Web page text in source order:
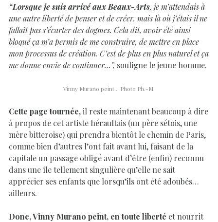
“Lorsque je suis arrivé aux Beaux-Arts, je m’attendais à
une autre liberté de penser et de créer. mais là où j’étais il ne
fallait pas s’écarter des dogmes. Cela dit, avoir été ainsi
bloqué ça m’a permis de me construire, de mettre en place
mon processus de création. C’est de plus en plus naturel et ça
me donne envie de continuer…”, souligne le jeune homme.
Vinny Murano peint… Photo Ph.-M.
Cette page tournée, il reste maintenant beaucoup à dire
à propos de cet artiste héraultais (un père sétois, une
mère bitteroise) qui prendra bientôt le chemin de Paris,
comme bien d’autres l’ont fait avant lui, faisant de la
capitale un passage obligé avant d’être (enfin) reconnu
dans une île tellement singulière qu’elle ne sait
apprécier ses enfants que lorsqu’ils ont été adoubés…
ailleurs.
Donc, Vinny Murano peint, en toute liberté et nourrit